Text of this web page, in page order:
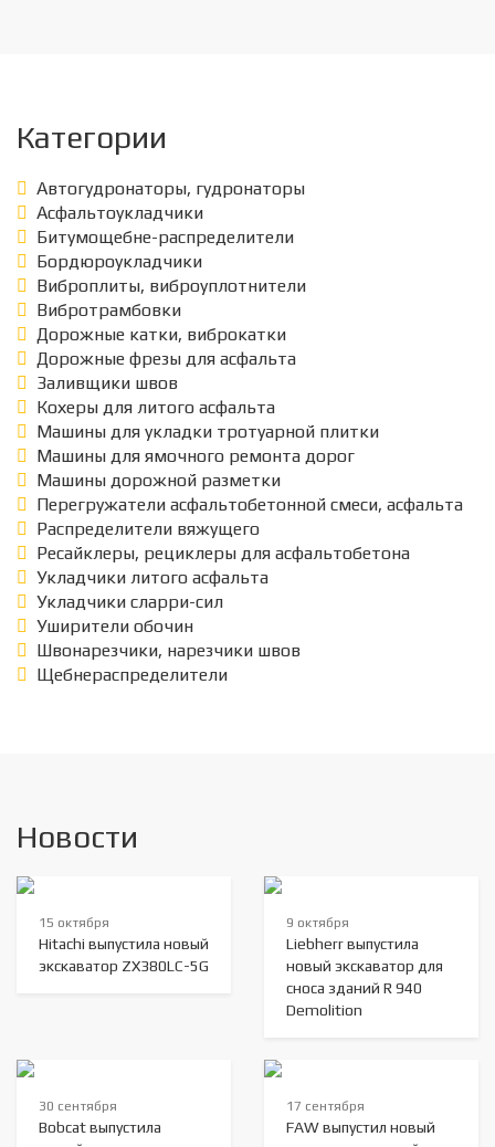
Категории
Автогудронаторы, гудронаторы
Асфальтоукладчики
Битумощебне-распределители
Бордюроукладчики
Виброплиты, виброуплотнители
Вибротрамбовки
Дорожные катки, виброкатки
Дорожные фрезы для асфальта
Заливщики швов
Кохеры для литого асфальта
Машины для укладки тротуарной плитки
Машины для ямочного ремонта дорог
Машины дорожной разметки
Перегружатели асфальтобетонной смеси, асфальта
Распределители вяжущего
Ресайклеры, рециклеры для асфальтобетона
Укладчики литого асфальта
Укладчики сларри-сил
Уширители обочин
Швонарезчики, нарезчики швов
Щебнераспределители
Новости
15 октября
Hitachi выпустила новый
экскаватор ZX380LC-5G
9 октября
Liebherr выпустила
новый экскаватор для
сноса зданий R 940
Demolition
30 сентября
Bobcat выпустила
17 сентября
FAW выпустил новый